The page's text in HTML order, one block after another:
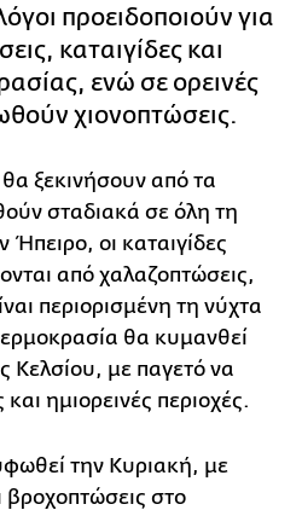
προειδοποιούν για
καταιγίδες και
ενώ σε ορεινές
χιονοπτώσεις.
ξεκινήσουν από τα
σταδιακά σε όλη τη
Ήπειρο, οι καταιγίδες
από χαλαζοπτώσεις,
περιορισμένη τη νύχτα
θα κυμανθεί
Κελσίου, με παγετό να
ημιορεινές περιοχές.
την Κυριακή, με
βροχοπτώσεις στο